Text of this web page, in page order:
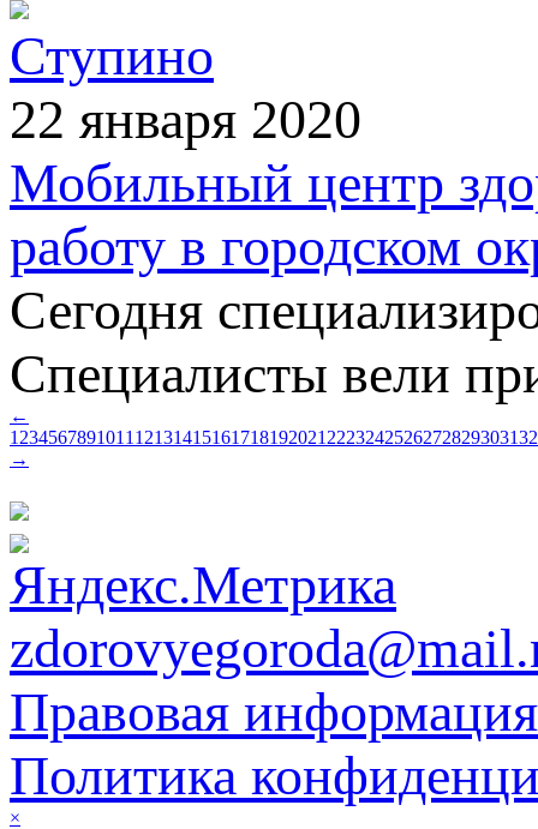
Ступино
22 января 2020
Мобильный центр
работу в городском
Сегодня
Специалисты вели
←
1 234567891011 12131415161718192021 2223242526272829303132
→
Правовая информация
Политика
×